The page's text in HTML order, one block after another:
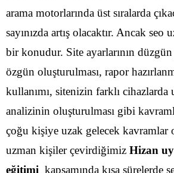
arama motorlarında üst sıralarda
sayınızda artış olacaktır. Ancak seo
bir konudur. Site ayarlarının düzgün
özgün oluşturulması, rapor
kullanımı, sitenizin farklı cihazlarda
analizinin oluşturulması gibi
çoğu kişiye uzak gelecek kavramlar
uzman kişiler çevirdiğimiz Hizan
eğitimi kapsamında kısa sürelerde